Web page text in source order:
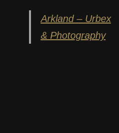
Arkland – Urbex
& Photography